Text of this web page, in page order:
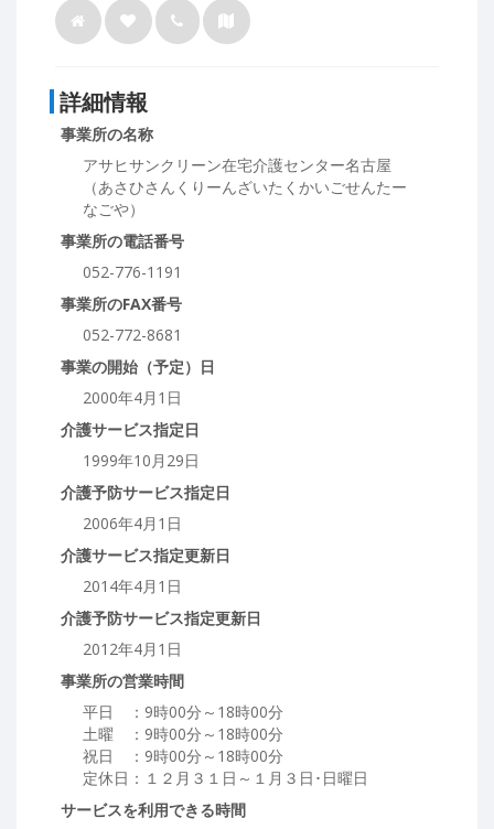
詳細情報
事業所の名称
アサヒサンクリーン在宅介護センター名古屋
（あさひさんくりーんざいたくかいごせんたー
なごや）
事業所の電話番号
052-776-1191
事業所のFAX番号
052-772-8681
事業の開始（予定）日
2000年4月1日
介護サービス指定日
1999年10月29日
介護予防サービス指定日
2006年4月1日
介護サービス指定更新日
2014年4月1日
介護予防サービス指定更新日
2012年4月1日
事業所の営業時間
平日 ：9時00分～18時00分
土曜 ：9時00分～18時00分
祝日 ：9時00分～18時00分
定休日：１２月３１日～１月３日･日曜日
サービスを利用できる時間